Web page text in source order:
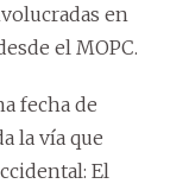
en
el MOPC.
fecha de
la vía que
El